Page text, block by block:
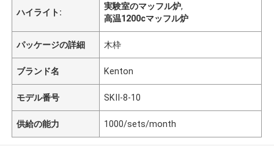
ハイライト:
実験室のマッフル炉,
高温1200cマッフル炉
パッケージの詳細 木枠
ブランド名 Kenton
モデル番号 SKII-8-10
供給の能力 1000/sets/month